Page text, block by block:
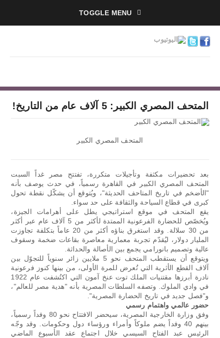
TOGGLE MENU
المتحف المصري الكبير: 5 آلاف عام من التاريخ!
المتحف المصري الكبير
بعد تحضيرات مكثفة وتأجيلات متكررة، تفتتح مصر غداً السبت
المتحف المصري الكبير في القاهرة رسمياً، في حدث يوصف بأنه
"الأضخم في تاريخ المتاحف الحديثة"، ويُتوقع أن يشكّل نقطة تحول
كبرى في قطاع السياحة والثقافة على حد سواء.
يقع المتحف في موقع استراتيجي يطل على أهرامات الجيزة،
ويُخصّص للحضارة الفرعونية الممتدة لأكثر من 5 آلاف عام عبر أكثر
من 30 سلالة. وقد استغرق بناؤه أكثر من 20 عاماً بتكلفة تجاوزت
المليار دولار، ليُقدّم تجربة معمارية معاصرة بقاعات ضخمة وسقوف
عالية وتصميم بانورامي يجمع بين الأصالة والحداثة.
ويتوقع أن يستقطب المتحف نحو 5 ملايين زائر سنوياً للتجوّل بين
آلاف القطع الأثرية التي تُعرض للمرة الأولى، من بينها كنوز فرعونية
نادرة أبرزها مقتنيات الملك توت عنخ آمون التي اكتُشفت عام 1922
في وادي الملوك. وتصفه السلطات المصرية بأنه "هدية مصر للعالم"،
و"فصل جديد في تاريخ الحضارة المصرية".
حضور عالمي واهتمام رسمي
وفق وزارة الخارجية المصرية، سيحضر الافتتاح نحو 80 وفداً رسمياً،
بينهم 40 وفداً يضم ملوكاً وأمراء ورؤساء دول وحكومات. وقد وجّه
الرئيس عبد الفتاح السيسي خلال اجتماع عقد الأسبوع الماضي